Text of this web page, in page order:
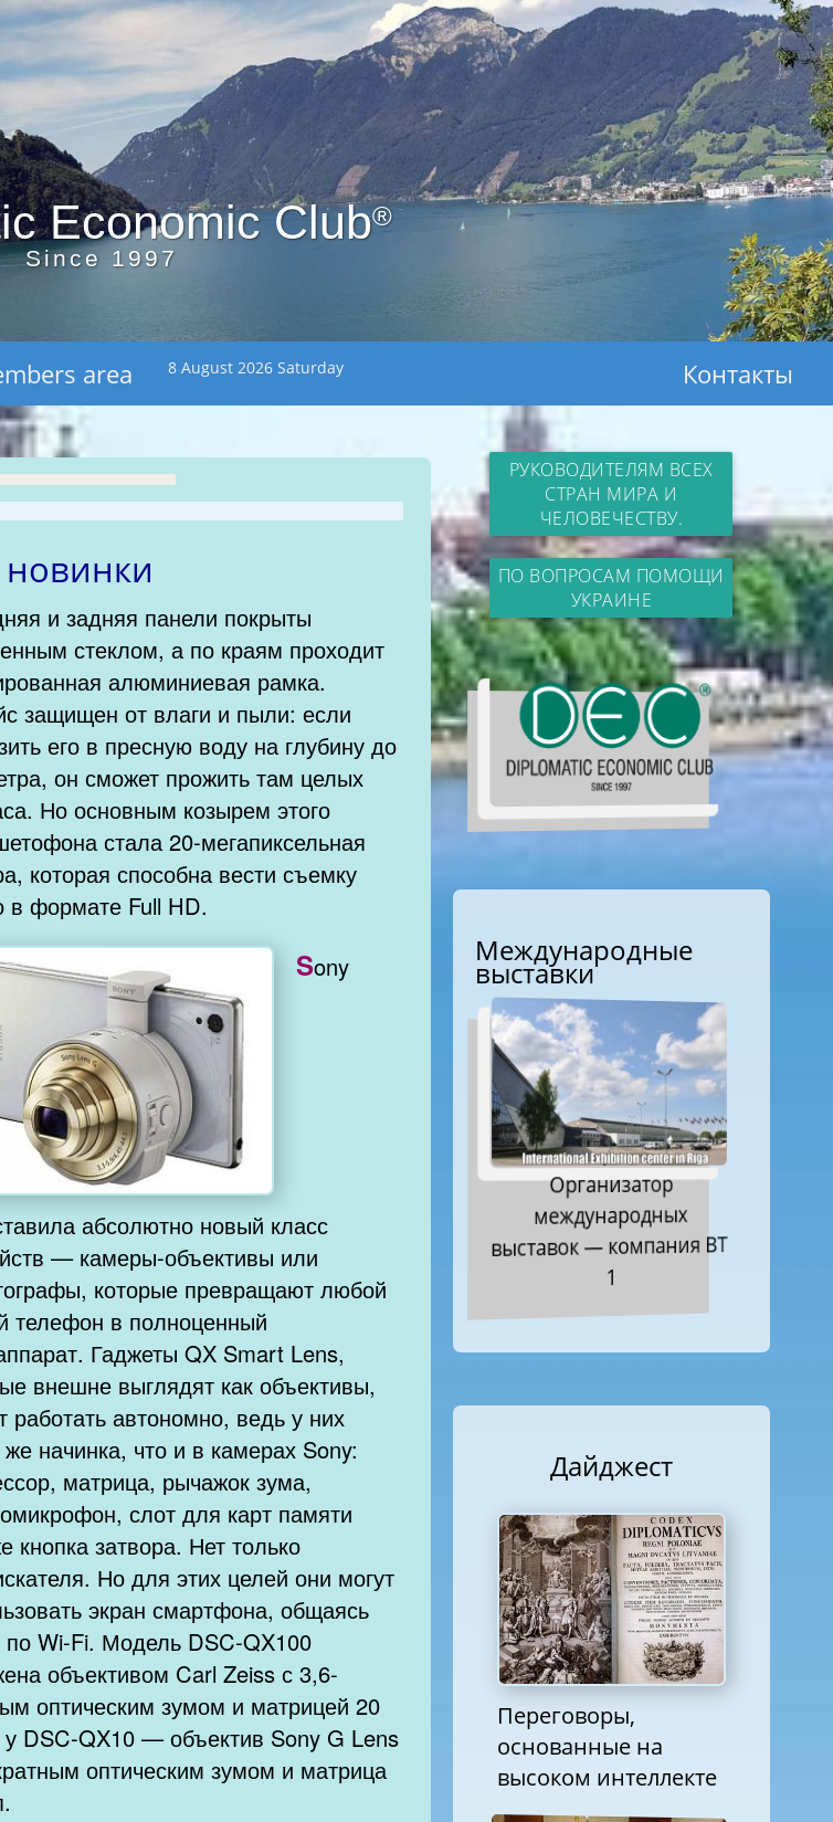
Economic Club®
Since 1997
area 8 August 2026 Saturday Контакты
и задняя панели покрыты
стеклом, а по краям проходит
алюминиевая рамка.
защищен от влаги и пыли: если
его в пресную воду на глубину до
он сможет прожить там целых
Но основным козырем этого
стала 20-мегапиксельная
съемку
в формате Full HD.
Sony
абсолютно новый класс
— камеры-объективы или
которые превращают любой
телефон в полноценный
Гаджеты QX Smart Lens,
внешне выглядят как объективы,
работать автономно, ведь у них
же начинка, что и в камерах Sony:
матрица, рычажок зума,
слот для карт памяти
кнопка затвора. Нет только
Но для этих целей они могут
экран смартфона, общаясь
Wi-Fi. Модель DSC-QX100
объективом Carl Zeiss с 3,6-
оптическим зумом и матрицей 20
DSC-QX10 — объектив Sony G Lens
оптическим зумом и матрица
РУКОВОДИТЕЛЯМ ВСЕХ
СТРАН МИРА И
ЧЕЛОВЕЧЕСТВУ.
ПО ВОПРОСАМ ПОМОЩИ
УКРАИНЕ
Международные
выставки
Организатор
международных
выставок — компания ВТ
1
Дайджест
Переговоры,
основанные на
высоком интеллекте